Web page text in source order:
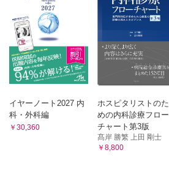
イヤーノート2027 内
科・外科編
￥30,360
ホスピタリストのた
めの内科診療フロー
チャート第3版
髙岸 勝繁 上田 剛士
￥8,800